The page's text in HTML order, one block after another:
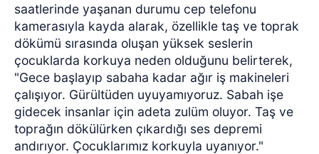
saatlerinde yaşanan durumu cep telefonu
kamerasıyla kayda alarak, özellikle taş ve toprak
dökümü sırasında oluşan yüksek seslerin
çocuklarda korkuya neden olduğunu belirterek,
"Gece başlayıp sabaha kadar ağır iş makineleri
çalışıyor. Gürültüden uyuyamıyoruz. Sabah işe
gidecek insanlar için adeta zulüm oluyor. Taş ve
toprağın dökülürken çıkardığı ses depremi
andırıyor. Çocuklarımız korkuyla uyanıyor."